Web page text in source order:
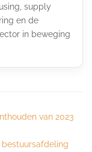
supply
en de
in beweging
van 2023
bestuursafdeling